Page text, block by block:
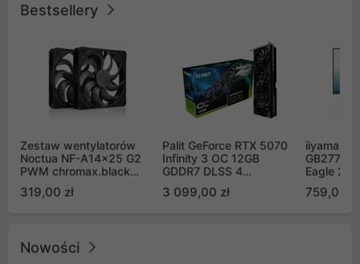
Bestsellery
Zestaw wentylatorów
Noctua NF-A14x25 G2
PWM chromax.black
Push Pull (2szt)
319,00 zł
Palit GeForce RTX 5070
Infinity 3 OC 12GB
GDDR7 DLSS 4
GB2050S)
3 099,00 zł
iiyama G-
Eagle 27"
759,00 zł
Nowości